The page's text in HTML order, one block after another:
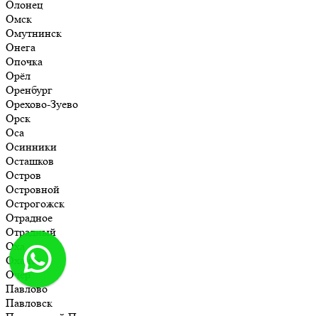
Олонец
Омск
Омутнинск
Онега
Опочка
Орёл
Оренбург
Орехово-Зуево
Орск
Оса
Осинники
Осташков
Остров
Островной
Острогожск
Отрадное
Отрадный
Оха
Оханск
Очёр
Павлово
Павловск